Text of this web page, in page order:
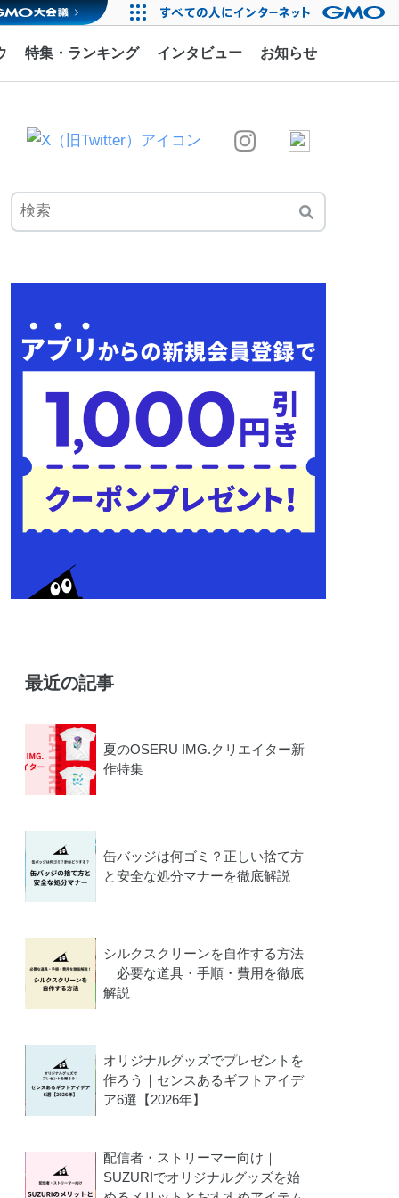
特集・ランキング インタビュー お知らせ
最近の記事
夏のOSERU IMG.クリエイター新
作特集
缶バッジは何ゴミ？正しい捨て方
と安全な処分マナーを徹底解説
シルクスクリーンを自作する方法
｜必要な道具・手順・費用を徹底
解説
オリジナルグッズでプレゼントを
作ろう｜センスあるギフトアイデ
ア6選【2026年】
配信者・ストリーマー向け｜
SUZURIでオリジナルグッズを始